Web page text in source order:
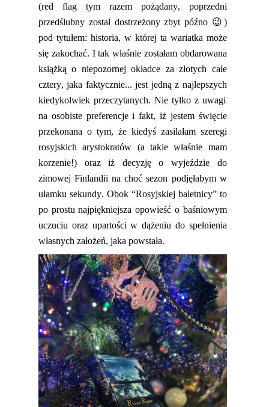
(red flag tym razem pożądany, poprzedni
przedślubny został dostrzeżony zbyt późno 😉 )
pod tytułem: historia, w której ta wariatka może
się zakochać. I tak właśnie zostałam obdarowana
książką o niepozornej okładce za złotych całe
cztery, jaka faktycznie... jest jedną z najlepszych
kiedykolwiek przeczytanych. Nie tylko z uwagi
na osobiste preferencje i fakt, iż jestem święcie
przekonana o tym, że kiedyś zasilałam szeregi
rosyjskich arystokratów (a takie właśnie mam
korzenie!) oraz iż decyzję owyjeździe do
zimowej Finlandii na choć sezon podjęłabym w
ułamku sekundy. Obok “Rosyjskiej baletnicy” to
po prostu najpiękniejsza opowieść o baśniowym
uczuciu orazupartości w dążeniu do spełnienia
własnych założeń, jaka powstała.